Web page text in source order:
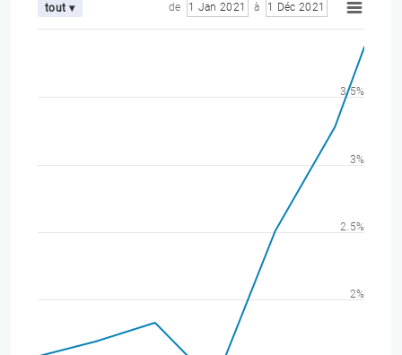
tout ▾ de 1 Jan 2021 à 1 Déc 2021
2%
2.5%
3%
3.5%